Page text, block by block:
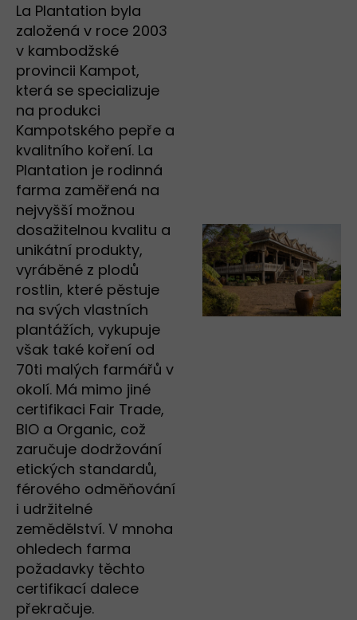
La Plantation byla
založená v roce 2003
v kambodžské
provincii Kampot,
která se specializuje
na produkci
Kampotského pepře a
kvalitního koření. La
Plantation je rodinná
farma zaměřená na
nejvyšší možnou
dosažitelnou kvalitu a
unikátní produkty,
vyráběné z plodů
rostlin, které pěstuje
na svých vlastních
plantážích, vykupuje
však také koření od
70ti malých farmářů v
okolí. Má mimo jiné
certifikaci Fair Trade,
BIO a Organic, což
zaručuje dodržování
etických standardů,
férového odměňování
i udržitelné
zemědělství. V mnoha
ohledech farma
požadavky těchto
certifikací dalece
překračuje.